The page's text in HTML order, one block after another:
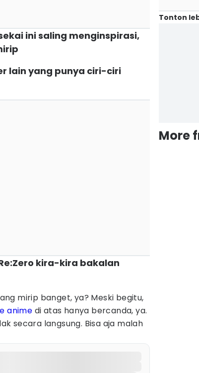
ini saling menginspirasi,
lain yang punya ciri-ciri
kira-kira bakalan
mirip banget, ya? Meski begitu,
anime di atas hanya bercanda, ya.
secara langsung. Bisa aja malah
Tonton
More